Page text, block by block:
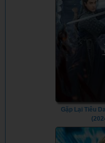
Gặp Lại Tiêu